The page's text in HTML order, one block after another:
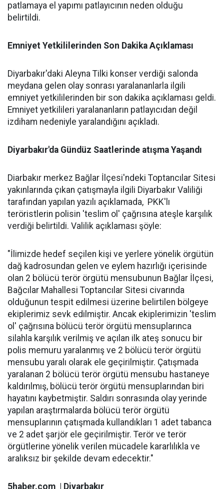
patlamaya el yapımı patlayıcının neden olduğu
belirtildi.
Emniyet Yetkililerinden Son Dakika Açıklaması
Diyarbakır'daki Aleyna Tilki konser verdiği salonda
meydana gelen olay sonrası yaralananlarla ilgili
emniyet yetkililerinden bir son dakika açıklaması geldi.
Emniyet yetkilileri yaralananların patlayıcıdan değil
izdiham nedeniyle yaralandığını açıkladı.
Diyarbakır'da Gündüz Saatlerinde atışma Yaşandı
Diarbakır merkez Bağlar İlçesi'ndeki Toptancılar Sitesi
yakınlarında çıkan çatışmayla ilgili Diyarbakır Valiliği
tarafından yapılan yazılı açıklamada, PKK'lı
teröristlerin polisin 'teslim ol' çağrısına ateşle karşılık
verdiği belirtildi. Valilik açıklaması şöyle:
"İlimizde hedef seçilen kişi ve yerlere yönelik örgütün
dağ kadrosundan gelen ve eylem hazırlığı içerisinde
olan 2 bölücü terör örgütü mensubunun Bağlar İlçesi,
Bağcılar Mahallesi Toptancılar Sitesi civarında
olduğunun tespit edilmesi üzerine belirtilen bölgeye
ekiplerimiz sevk edilmiştir. Ancak ekiplerimizin 'teslim
ol' çağrısına bölücü terör örgütü mensuplarınca
silahla karşılık verilmiş ve açılan ilk ateş sonucu bir
polis memuru yaralanmış ve 2 bölücü terör örgütü
mensubu yaralı olarak ele geçirilmiştir. Çatışmada
yaralanan 2 bölücü terör örgütü mensubu hastaneye
kaldırılmış, bölücü terör örgütü mensuplarından biri
hayatını kaybetmiştir. Saldırı sonrasında olay yerinde
yapılan araştırmalarda bölücü terör örgütü
mensuplarının çatışmada kullandıkları 1 adet tabanca
ve 2 adet şarjör ele geçirilmiştir. Terör ve terör
örgütlerine yönelik verilen mücadele kararlılıkla ve
aralıksız bir şekilde devam edecektir."
5haber.com | Diyarbakır